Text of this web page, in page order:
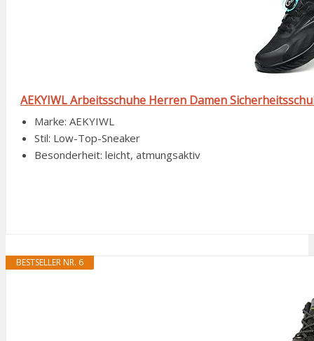
AEKYIWL Arbeitsschuhe Herren Damen
Marke: AEKYIWL
Stil: Low-Top-Sneaker
Besonderheit: leicht, atmungsaktiv
BESTSELLER NR. 6